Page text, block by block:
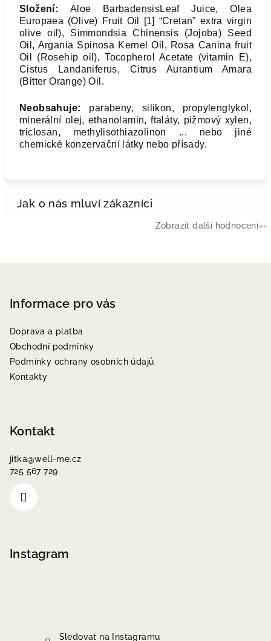
Složení: Aloe BarbadensisLeaf Juice, Olea
Europaea (Olive) Fruit Oil [1] “Cretan” extra virgin
olive oil), Simmondsia Chinensis (Jojoba) Seed
Oil, Argania Spinosa Kernel Oil, Rosa Canina fruit
Oil (Rosehip oil), Tocopherol Acetate (vitamin E),
Cistus Landaniferus, Citrus Aurantium Amara
(Bitter Orange) Oil.
Neobsahuje: parabeny, silikon, propylenglykol,
minerální olej, ethanolamin, ftaláty, pižmový xylen,
triclosan, methylisothiazolinon ... nebo jiné
chemické konzervační látky nebo přísady.
Zobrazit další hodnocení
Informace pro vás
Doprava a platba
Obchodní podmínky
Podmínky ochrany osobních údajů
Kontakty
Kontakt
jitka@well-me.cz
725 567 729
Instagram
Sledovat na Instagramu